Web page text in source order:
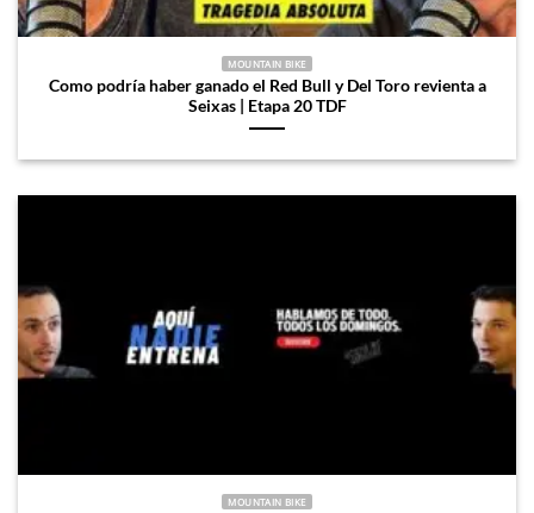
MOUNTAIN BIKE
Como podría haber ganado el Red Bull y Del Toro revienta a
Seixas | Etapa 20 TDF
MOUNTAIN BIKE